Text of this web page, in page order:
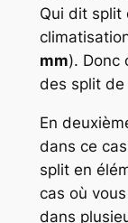
Qui dit split
mm). Donc
des split de
En
dans ce
split en
cas où
dans